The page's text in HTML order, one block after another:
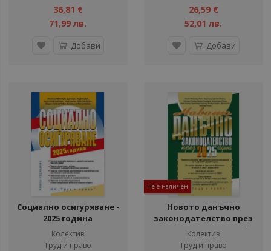
36,81 €
71,99 лв.
Добави
26,59 €
52,01 лв.
Добави
Социално осигуряване -
2025 година
Колектив
Труд и право
Не е наличен
Новото данъчно
законодателство през
2025 г. + достъп до сайт
Колектив
Труд и право